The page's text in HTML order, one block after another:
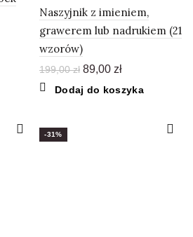
Naszyjnik z imieniem,
grawerem lub nadrukiem (21
wzorów)
199,00zł Pierwotna
wynosiła:
89,00 złAktualna
wynosi:
Dodaj do koszyka
-31%